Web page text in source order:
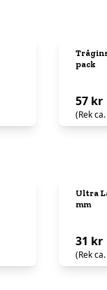
pack
57 kr
(Rek
Ultra
mm
31 kr
(Rek